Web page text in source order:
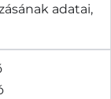
adatai,